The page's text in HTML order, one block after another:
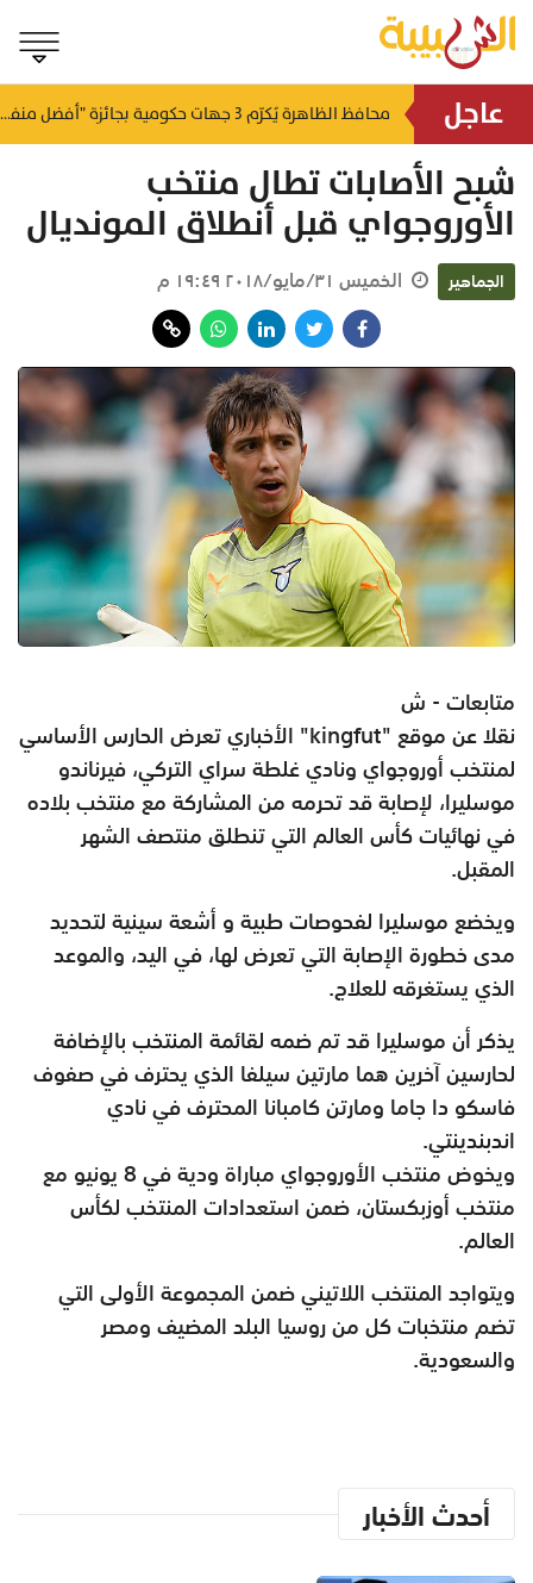
عاجل
منذ ١٦ ساعة منذ ١٦ ساعة محافظ الظاهرة يُكرّم 3 جهات حكومية بجائزة "أفضل منفذ تقديم خدمة" لعام 2025
شبح الأصابات تطال منتخب
الأوروجواي قبل أنطلاق المونديال
الجماهير الخميس ٣١/مايو/٢٠١٨ ١٩:٤٩ م
متابعات - ش
نقلا عن موقع "kingfut" الأخباري تعرض الحارس الأساسي
لمنتخب أوروجواي ونادي غلطة سراي التركي، فيرناندو
موسليرا، لإصابة قد تحرمه من المشاركة مع منتخب بلاده
في نهائيات كأس العالم التي تنطلق منتصف الشهر
المقبل.
ويخضع موسليرا لفحوصات طبية و أشعة سينية لتحديد
مدى خطورة الإصابة التي تعرض لها، في اليد، والموعد
الذي يستغرقه للعلاج.
يذكر أن موسليرا قد تم ضمه لقائمة المنتخب بالإضافة
لحارسين آخرين هما مارتين سيلفا الذي يحترف في صفوف
فاسكو دا جاما ومارتن كامبانا المحترف في نادي
اندبندينتي.
ويخوض منتخب الأوروجواي مباراة ودية في 8 يونيو مع
منتخب أوزبكستان، ضمن استعدادات المنتخب لكأس
العالم.
ويتواجد المنتخب اللاتيني ضمن المجموعة الأولى التي
تضم منتخبات كل من روسيا البلد المضيف ومصر
والسعودية.
أحدث الأخبار